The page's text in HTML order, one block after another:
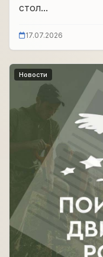
стол...
17.07.2026
Новости